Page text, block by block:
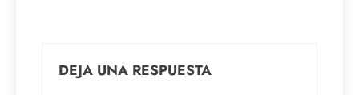
DEJA UNA RESPUESTA